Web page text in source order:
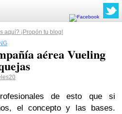
aquí? ¡Propón tu blog!
aérea Vueling
de esto que si
el concepto y las bases.